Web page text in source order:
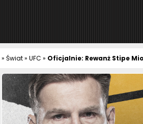
» Świat» UFC » Oficjalnie: Rewanż Stipe